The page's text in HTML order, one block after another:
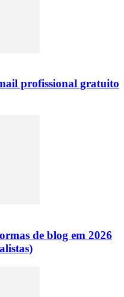
profissional gratuito
de blog em 2026